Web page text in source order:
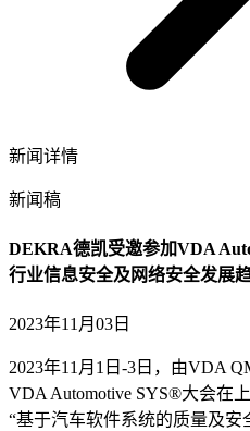
新闻详情
新闻稿
DEKRA德凯受邀参加VDA
行业信息安全及网络安全发展
2023年11月03日
2023年11月1日-3日，由VDA
VDA Automotive SYS®大会在
“基于汽车软件系统的质量及安